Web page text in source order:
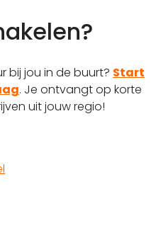
bij jou in de buurt? Start
. Je ontvangt op korte
uit jouw regio!